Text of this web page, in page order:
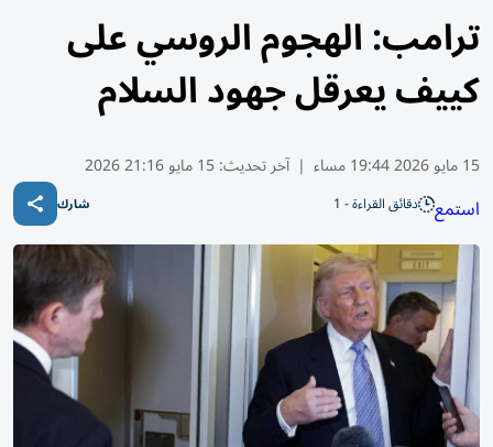
ترامب: الهجوم الروسي على
كييف يعرقل جهود السلام
15 مايو 2026 19:44 مساء | آخر تحديث:15 مايو 21:16 2026
استمع دقائق القراءة - 1 شارك